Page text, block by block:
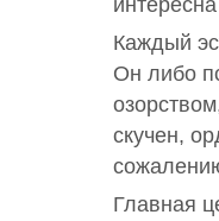
Каждый
Он либо
скучен,
Главная